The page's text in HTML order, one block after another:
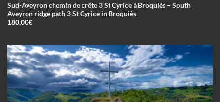
Sud-Aveyron chemin de crête 3 St Cyrice à Broquiès – South
Aveyron ridge path 3 St Cyrice in Broquiès
180,00€